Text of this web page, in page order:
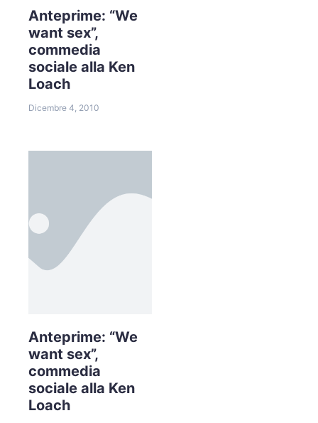
Anteprime: “We
want sex”,
commedia
sociale alla Ken
Loach
Dicembre 4, 2010
Anteprime: “We
want sex”,
commedia
sociale alla Ken
Loach